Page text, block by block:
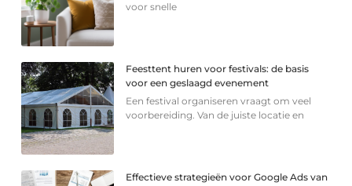
voor snelle
Feesttent huren voor festivals: de basis
voor een geslaagd evenement
Een festival organiseren vraagt om veel
voorbereiding. Van de juiste locatie en
Effectieve strategieën voor Google Ads van